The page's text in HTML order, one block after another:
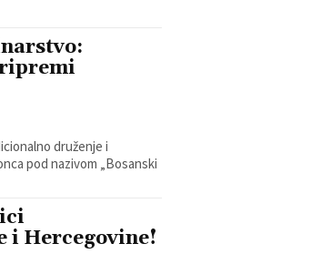
druženje i
pod nazivom „Bosanski
i Hercegovine!